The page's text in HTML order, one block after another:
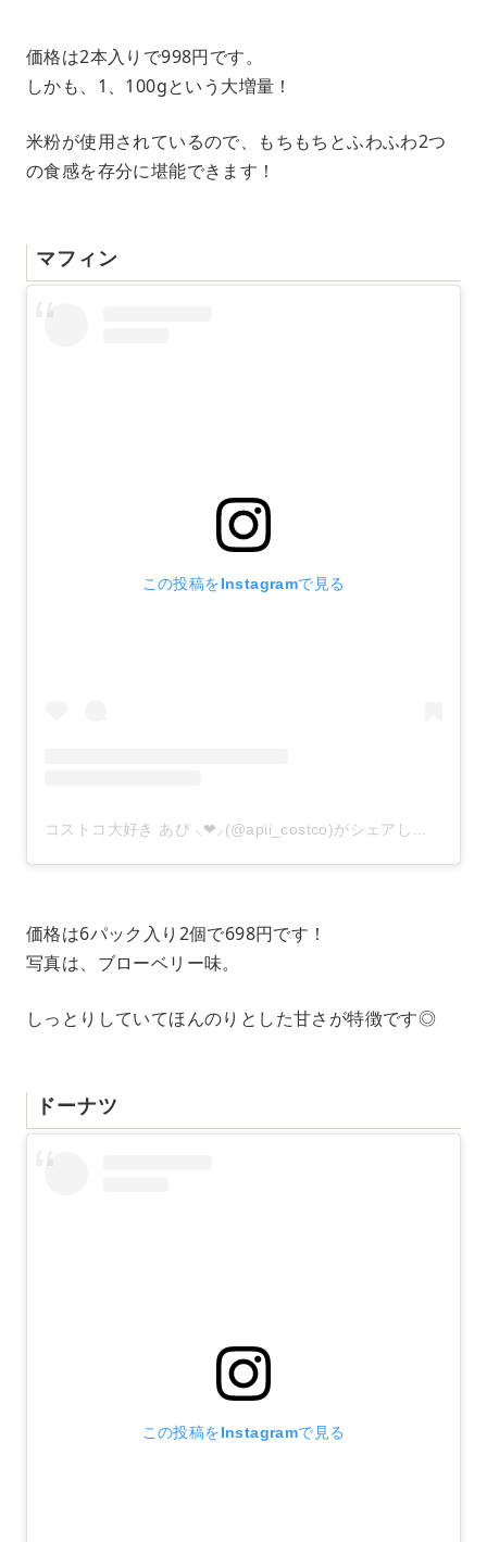
価格は2本入りで998円です。
しかも、1、100gという大増量！
米粉が使用されているので、もちもちとふわふわ2つ
の食感を存分に堪能できます！
マフィン
この投稿をInstagramで見る
コストコ大好き あぴ ⸜❤︎⸝‍(@apii_costco)がシェアした投稿
価格は6パック入り2個で698円です！
写真は、ブローベリー味。
しっとりしていてほんのりとした甘さが特徴です◎
ドーナツ
この投稿をInstagramで見る